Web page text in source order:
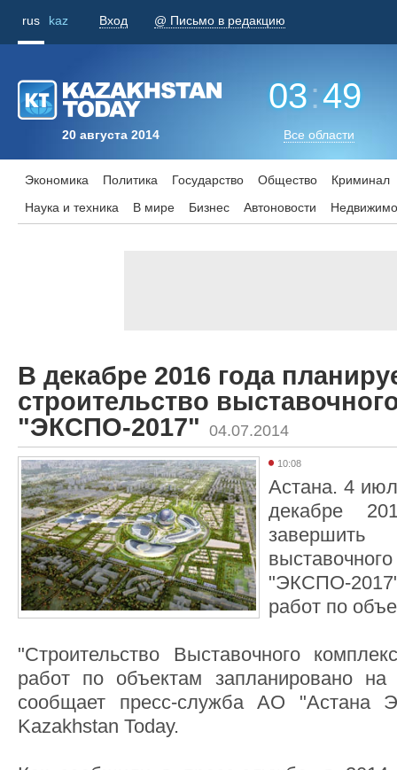
rus kaz Вход @ Письмо в редакцию
20 августа 2014
03:49
Все области
Экономика Политика Государство Общество
Криминал
Наука и техника
В мире Бизнес Aвтоновости
В декабре 2016 года
строительство
"ЭКСПО-2017" 04.07.2014
10:08
Астана. 4
декабре
"ЭКСПО-
работ по
"Строительство Выставочного
работ по объектам запланировано
сообщает пресс-служба АО "Астана
Kazakhstan Today.